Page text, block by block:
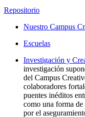
Repositorio
Nuestro Campus
Escuelas
Investigación y
investigación
del Campus
colaboradores
puentes inéditos
como una forma
por el